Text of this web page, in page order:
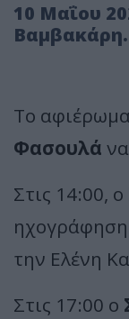
10 Μαΐου
Βαμβακάρη.
Το
Φασουλά
Στις 14:00, ο
την Ελένη
Στις 17:00 ο